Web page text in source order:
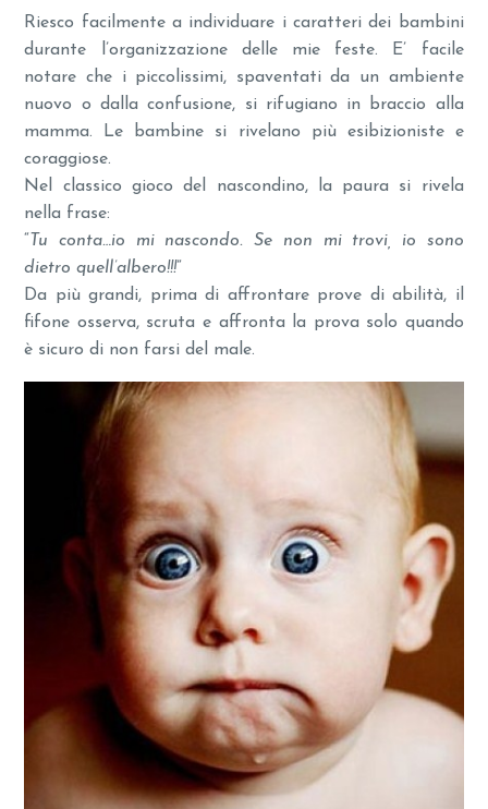
Riesco facilmente a individuare i caratteri dei bambini
durante l’organizzazione delle mie feste. E’ facile
notare che i piccolissimi, spaventati da un ambiente
nuovo o dalla confusione, si rifugiano in braccio alla
mamma. Le bambine si rivelano più esibizioniste e
coraggiose.
Nel classico gioco del nascondino, la paura si rivela
nella frase:
“ Tu conta…io mi nascondo. Se non mi trovi, io sono
dietro quell’albero!!!”
Da più grandi, prima di affrontare prove di abilità, il
fifone osserva, scruta e affronta la prova solo quando
è sicuro di non farsi del male.